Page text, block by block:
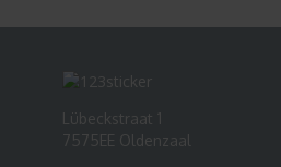
Lübeckstraat 1
7575EE Oldenzaal